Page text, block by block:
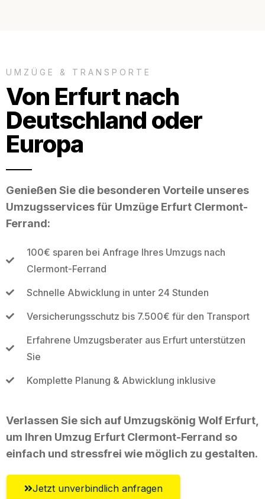
UMZÜGE & TRANSPORTE
Von Erfurt nach
Deutschland oder
Europa
Genießen Sie die besonderen Vorteile unseres
Umzugsservices für Umzüge Erfurt Clermont-
Ferrand:
100€ sparen bei Anfrage Ihres Umzugs nach
Clermont-Ferrand
Schnelle Abwicklung in unter 24 Stunden
Versicherungsschutz bis 7.500€ für den Transport
Erfahrene Umzugsberater aus Erfurt unterstützen
Sie
Komplette Planung & Abwicklung inklusive
Verlassen Sie sich auf Umzugskönig Wolf Erfurt,
um Ihren Umzug Erfurt Clermont-Ferrand so
einfach und stressfrei wie möglich zu gestalten.
Jetzt unverbindlich anfragen